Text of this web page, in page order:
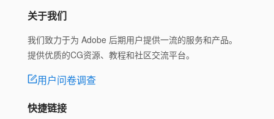
关于我们
我们致力于为 Adobe 后期用户提供一流的服务和产品。
提供优质的CG资源、教程和社区交流平台。
用户问卷调查
快捷链接